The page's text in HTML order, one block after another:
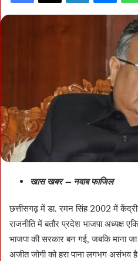
खास खबर – नवाब फाजिल
छत्तीसगढ़ में डा. रमन सिंह 2002 में
राजनीति में बतौर प्रदेश भाजपा अध्यक्ष
भाजपा की सरकार बन गई, जबकि माना
अजीत जोगी को हरा पाना लगभग असंभव